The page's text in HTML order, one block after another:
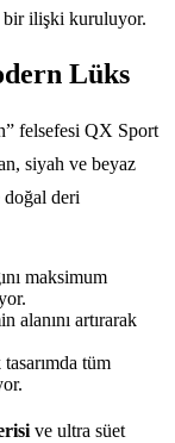
bir ilişki kuruluyor.
Lüks
felsefesi QX Sport
siyah ve beyaz
doğal deri
maksimum
alanını artırarak
tüm
ve ultra süet